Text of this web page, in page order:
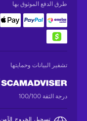
طرق الدفع الموثوق بها
تشفير البيانات وحمايتها
درجة الثقة 100/100
تسجيل الخروج الآمن